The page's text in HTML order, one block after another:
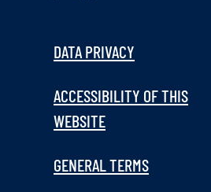
DATA PRIVACY
ACCESSIBILITY OF THIS
WEBSITE
GENERAL TERMS